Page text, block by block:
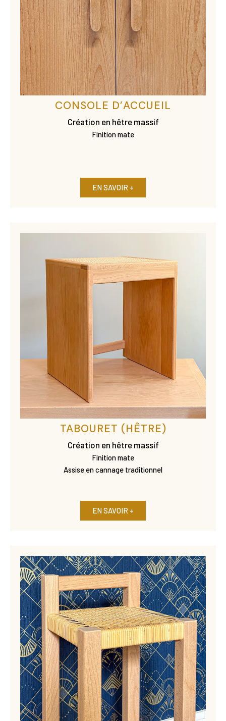
CONSOLE D’ACCUEIL
Création en hêtre massif
Finition mate
EN SAVOIR +
TABOURET (HÊTRE)
Création en hêtre massif
Finition mate
Assise en cannage traditionnel
EN SAVOIR +